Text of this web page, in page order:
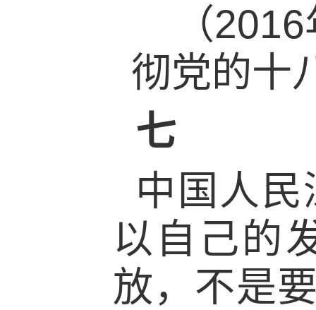
（
彻党的十
七
中国人
以自己的
放，不是